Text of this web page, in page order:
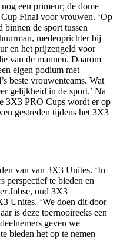
een primeur; de dome
Final voor vrouwen. ‘Op
de sport tussen
medeoprichter bij
en het prijzengeld voor
van de mannen. Daarom
eigen podium met
beste vrouwenteams. Wat
gelijkheid in de sport.’ Na
3X3 PRO Cups wordt er op
gestreden tijdens het 3X3
van van 3X3 Unites. ‘In
perspectief te bieden en
Jobse, oud 3X3
Unites. ‘We doen dit door
is deze toernooireeks een
geven we
bieden het op te nemen